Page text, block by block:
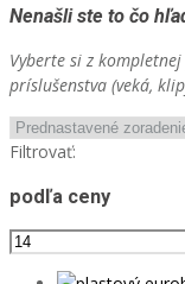
Nenašli ste to čo
Vyberte si z
príslušenstva (veká,
Filtrovať:
podľa ceny